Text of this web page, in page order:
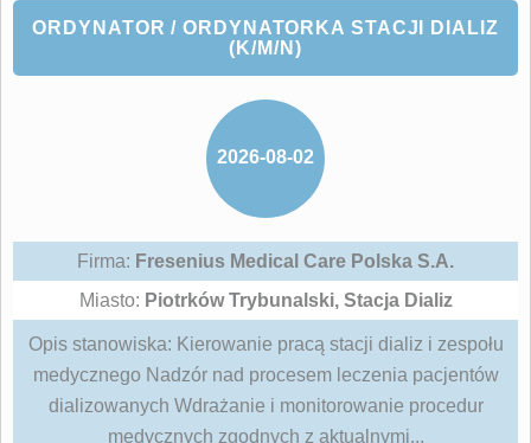
ORDYNATOR / ORDYNATORKA STACJI DIALIZ
(K/M/N)
2026-08-02
Firma: Fresenius Medical Care Polska S.A.
Miasto: Piotrków Trybunalski, Stacja Dializ
Opis stanowiska: Kierowanie pracą stacji dializ i zespołu
medycznego Nadzór nad procesem leczenia pacjentów
dializowanych Wdrażanie i monitorowanie procedur
medycznych zgodnych z aktualnymi...